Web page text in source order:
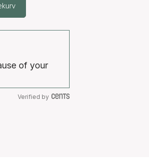
of your
Verified by